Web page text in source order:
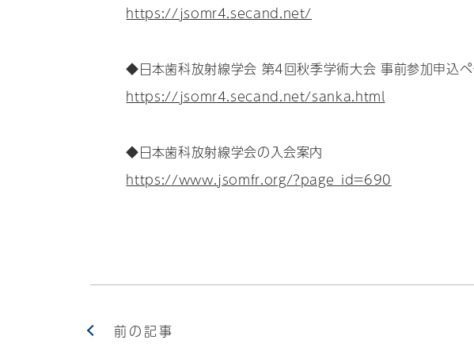
https://jsomr4.secand.net/
◆日本歯科放射線学会 第4回秋季学術大会 事前参加申込
https://jsomr4.secand.net/sanka.html
◆日本歯科放射線学会の入会案内
https://www.jsomfr.org/?page_id=690
前の記事